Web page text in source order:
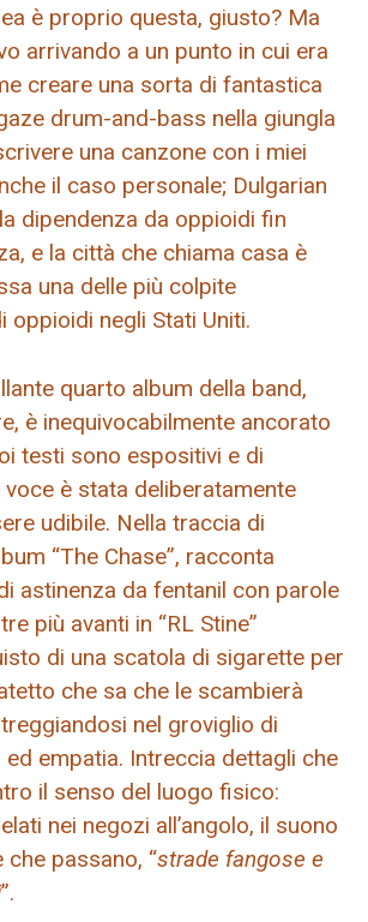
è proprio questa, giusto? Ma
arrivando a un punto in cui era
creare una sorta di fantastica
drum-and-bass nella giungla
una canzone con i miei
il caso personale; Dulgarian
dipendenza da oppioidi fin
e la città che chiama casa è
una delle più colpite
oppioidi negli Stati Uniti.
quarto album della band,
è inequivocabilmente ancorato
testi sono espositivi e di
è stata deliberatamente
udibile. Nella traccia di
“The Chase”, racconta
astinenza da fentanil con parole
più avanti in “RL Stine”
di una scatola di sigarette per
che sa che le scambierà
nel groviglio di
empatia. Intreccia dettagli che
il senso del luogo fisico:
nei negozi all’angolo, il suono
che passano, “strade fangose ​​e
”.